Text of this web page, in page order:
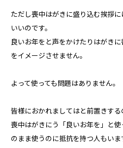
ただし喪中はがきに盛り込む挨拶
いいのです。
良いお年をと声をかけたりはがき
をイメージさせません。
よって使っても問題はありません。
皆様におかれましてはと前置きする
喪中はがきにう「良いお年を」と
のまま使うのに抵抗を持つ人もいま